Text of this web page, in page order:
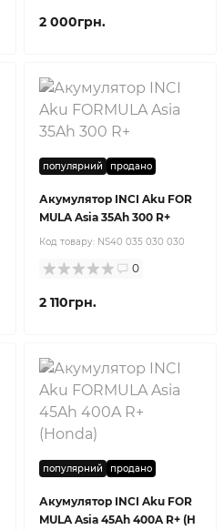
2 000грн.
популярний продано
Акумулятор INCI Aku FOR
MULA Asia 35Ah 300 R+
Код товару: NS40 035 030 030
0
2 110грн.
популярний продано
Акумулятор INCI Aku FOR
MULA Asia 45Ah 400A R+ (H